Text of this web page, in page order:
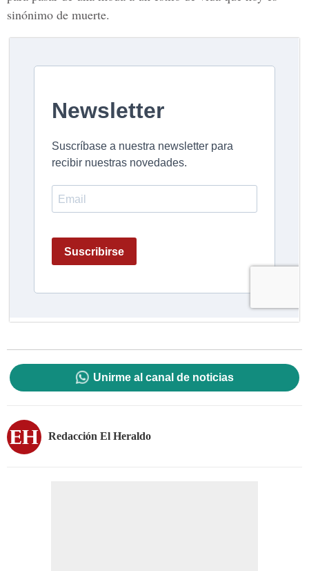
sinónimo de muerte.
Unirme al canal de noticias
Redacción El Heraldo